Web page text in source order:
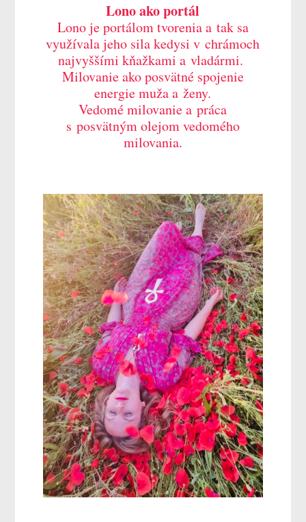
Lono ako portál
Lono je portálom tvorenia a tak sa
využívala jeho sila kedysi v chrámoch
najvyššími kňažkami a vladármi.
Milovanie ako posvätné spojenie
energie muža a ženy.
Vedomé milovanie a práca
s posvätným olejom vedomého
milovania.